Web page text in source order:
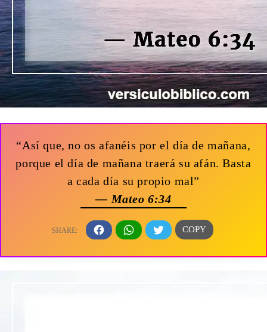
“Así que, no os afanéis por el día de mañana,
porque el día de mañana traerá su afán. Basta
a cada día su propio mal”
— Mateo 6:34